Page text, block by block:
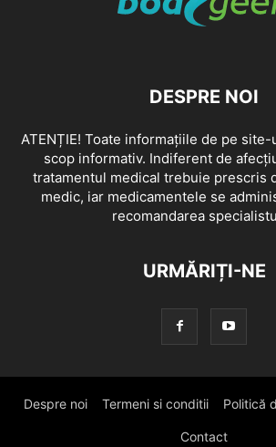
DESPRE NOI
ATENȚIE! Toate informațiile de pe
scop informativ. Indiferent de
tratamentul medical trebuie prescris
medic, iar medicamentele se
recomandarea
URMĂRIȚI-NE
Despre noi Termeni si conditii Politică
Contact